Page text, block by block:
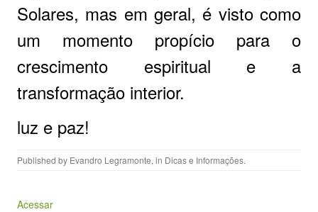
Solares, mas em geral, é visto como
um momento propício para o
crescimento espiritual e a
transformação interior.
luz e paz!
Published by Evandro Legramonte, in Dicas e Informações.
Acessar